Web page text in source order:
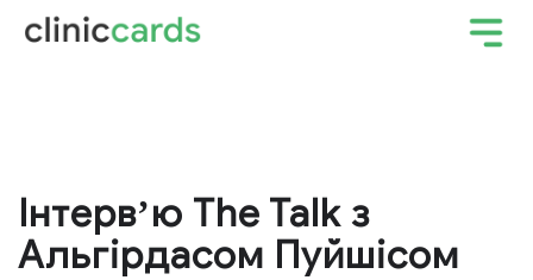
Інтервʼю The Talk з
Альгірдасом Пуйшісом